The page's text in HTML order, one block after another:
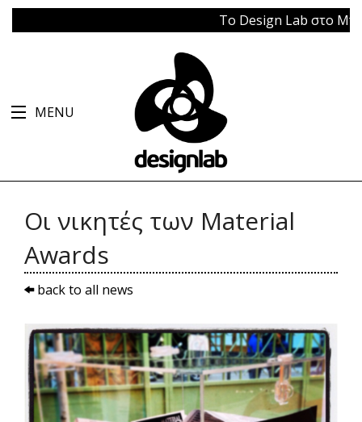
Το Design Lab στο
MENU
Οι νικητές των Material
Awards
back to all news